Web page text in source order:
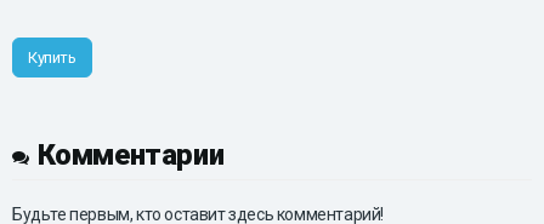
Купить
Комментарии
Будьте первым, кто оставит здесь комментарий!